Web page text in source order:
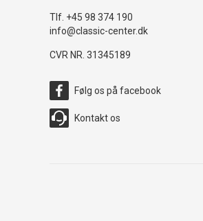
Tlf. +45 98 374 190
info@classic-center.dk
CVR NR. 31345189
Følg os på facebook
Kontakt os